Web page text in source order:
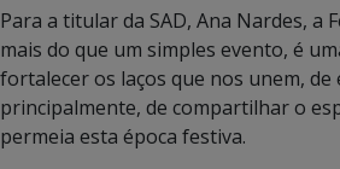
Para a titular da SAD, Ana Nardes, a
mais do que um simples evento, é
fortalecer os laços que nos unem,
principalmente, de compartilhar o
permeia esta época festiva.